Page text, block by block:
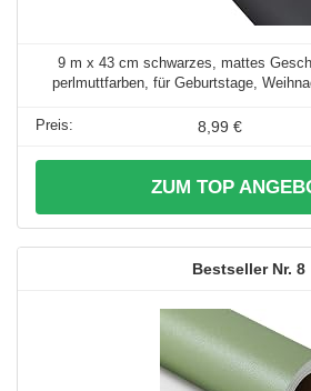
9 m x 43 cm schwarzes, mattes
perlmuttfarben, für Geburtstage,
8,99 €
ZUM TOP
8